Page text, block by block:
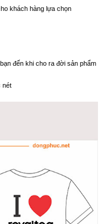
khách hàng lựa chọn
đến khi cho ra đời sản phẩm
nét